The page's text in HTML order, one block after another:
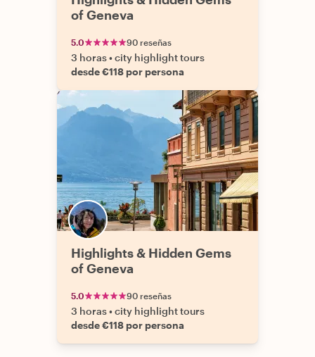
of Geneva
5.0 90 reseñas
3 horas•city highlight tours
desde €118 por persona
Highlights & Hidden Gems
of Geneva
5.0 90 reseñas
3 horas•city highlight tours
desde €118 por persona